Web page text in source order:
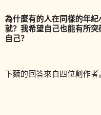
為什麼有的人在同樣的年
就？ 我希望自己也能有所
自己？
下麵的回答來自四位創作者。